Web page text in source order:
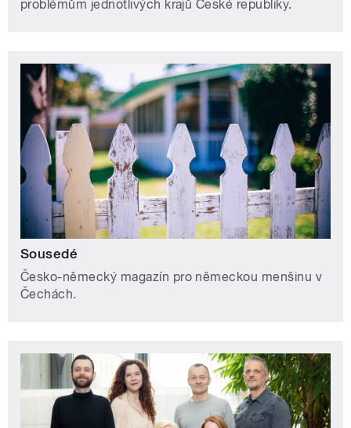
problémům jednotlivých krajů České republiky.
Sousedé
Česko-německý magazín pro německou menšinu v
Čechách.